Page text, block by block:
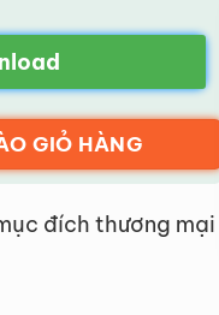
GIỎ HÀNG
đích thương mại